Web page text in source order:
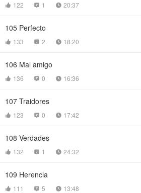
 122  1  20:37
105 Perfecto
 133  2  18:20
106 Mal amigo
 136  0  16:36
107 Traidores
 123  0  17:42
108 Verdades
 132  1  24:32
109 Herencia
 111  5  13:48